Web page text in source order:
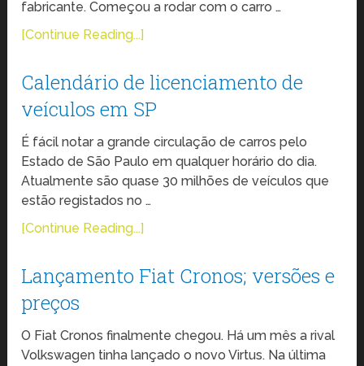
fabricante. Começou a rodar com o carro …
[Continue Reading...]
Calendário de licenciamento de
veículos em SP
É fácil notar a grande circulação de carros pelo
Estado de São Paulo em qualquer horário do dia.
Atualmente são quase 30 milhões de veículos que
estão registados no …
[Continue Reading...]
Lançamento Fiat Cronos; versões e
preços
O Fiat Cronos finalmente chegou. Há um mês a rival
Volkswagen tinha lançado o novo Virtus. Na última